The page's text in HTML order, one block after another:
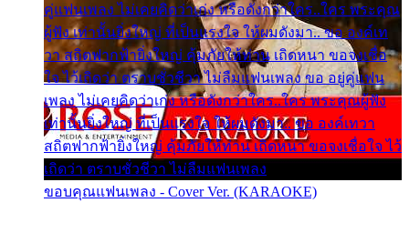
คู่แฟนเพลง ไม่เคยคิดว่าเก่ง หรือดังกว่าใคร..ใคร พระคุณ
ผู้ฟัง เท่านั้นยิ่งใหญ่ ที่เป็นแรงใจ ให้ผมดังมา.. ขอ องค์เท
วา สถิตฟากฟ้ายิ่งใหญ่ คุ้มภัยให้ท่าน เถิดหนา ขอจงเชื่อ
ใจ ไว้เถิดว่า ตราบชั่วชีวา ไม่ลืมแฟนเพลง ขอ อยู่คู่แฟน
เพลง ไม่เคยคิดว่าเก่ง หรือดังกว่าใคร..ใคร พระคุณผู้ฟัง
เท่านั้นยิ่งใหญ่ ที่เป็นแรงใจ ให้ผมดังมา.. ขอ องค์เทวา
สถิตฟากฟ้ายิ่งใหญ่ คุ้มภัยให้ท่าน เถิดหนา ขอจงเชื่อใจ ไว้
เถิดว่า ตราบชั่วชีวา ไม่ลืมแฟนเพลง
ขอบคุณแฟนเพลง - Cover Ver. (KARAOKE)